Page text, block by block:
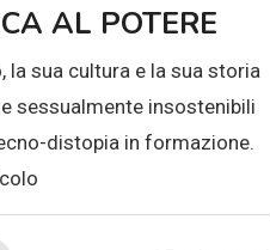
AL POTERE
la sua cultura e la sua storia
sessualmente insostenibili
distopia in formazione.